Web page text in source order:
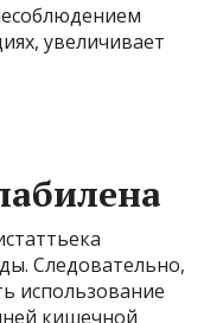
увеличивает
Следовательно,
использование
кишечной